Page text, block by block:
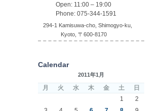
Open: 11:00 – 19:00
Phone: 075-344-1591
294-1 Kamisuwa-cho, Shimogyo-ku,
Kyoto, 〒600-8170
Calendar
2011年1月
月 火 水 木 金 土
日
1
2